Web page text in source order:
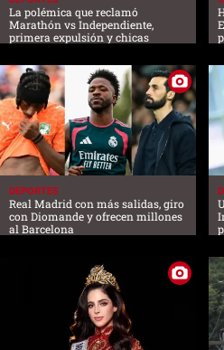
La polémica que reclamó
Marathón vs Independiente,
primera expulsión y chicas
DEPORTES
Real Madrid con más salidas, giro
con Diomande y ofrecen millones
al Barcelona